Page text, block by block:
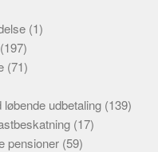
(1)
(197)
(71)
udbetaling (139)
(17)
pensioner (59)